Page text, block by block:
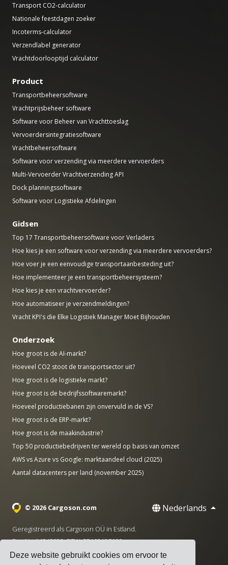
Deze website gebruikt cookies om ervoor te
Transport CO2-calculator
Nationale feestdagen zoeker
Incoterms-calculator
Verzendlabel generator
Vrachtdoorlooptijd calculator
Product
Transportbeheersoftware
Vrachtprijsbeheer software
Software voor Beheer van Vrachttoeslag
Vervoerdersintegratiesoftware
Vrachtbeheersoftware
Software voor verzending via meerdere vervoerders
Multi-Vervoerder Vrachtverzending API
Dock planningssoftware
Software voor Logistieke Afdelingen
Gidsen
Top 17 Transportbeheersoftware voor Verladers
Hoe kies je een software voor verzending via meerdere vervoerders?
Hoe voer je een eenvoudige transportaanbesteding uit?
Hoe implementeer je een transportbeheersysteem?
Hoe kies je een vrachtvervoerder?
Hoe automatiseer je verzendmeldingen?
Vracht KPI's die Elke Logistiek Manager Moet Bijhouden
Onderzoek
Hoe groot is de AI-markt?
Hoeveel CO2 stoot de transportsector uit?
Hoe groot is de logistieke markt?
Hoe groot is de bedrijfssoftwaremarkt?
Hoeveel productiebanen zijn onvervuld in de VS?
Hoe groot is de ERP-markt?
Hoe groot is de maakindustrie?
Top 50 productiebedrijven ter wereld op basis van omzet
AWS vs Azure vs Google: marktaandeel cloud (2025)
Aantal datacenters per land (november 2025)
© 2026 Cargoson.com Nederlands
Geregistreerd als Cargoson OÜ in Estland.
Reg Nr: 14545832. BTW: EE102137680.
Hoofdkantoor: Pärnu mnt. 141, 11314 Tallinn, Estland